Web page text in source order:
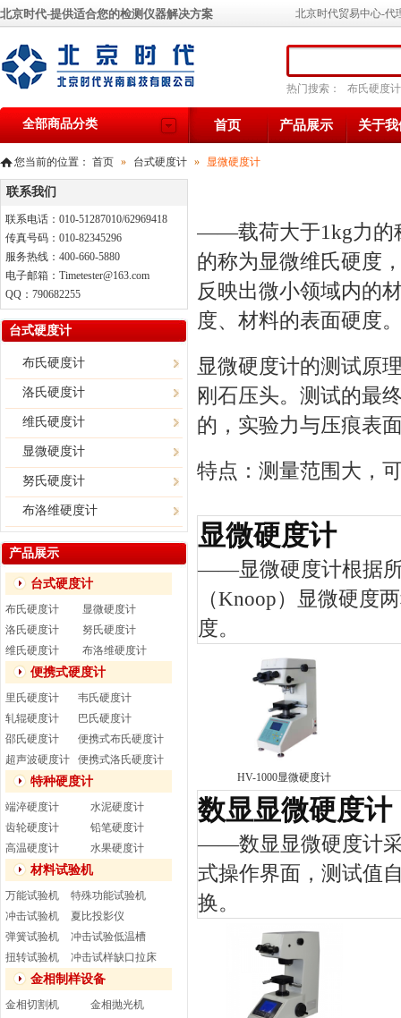
全部商品分类
北京时代-提供适合您的检测仪器解决方案
热门搜索： 布氏硬度计
首页 产品展示 关于我
北京时代贸易中心-代
您当前的位置： 首页 » 台式硬度计 » 显微硬度计
——载荷大于1kg力的
的称为显微维氏硬度
反映出微小领域内的
度、材料的表面硬度
显微硬度计的测试原
刚石压头。测试的最
的，实验力与压痕表
特点：测量范围大，
显微硬度计
——显微硬度计根据
（Knoop）显微硬度
度。
HV-1000显微硬度计
数显显微硬度计
——数显显微硬度计
式操作界面，测试值
换。
联系我们
联系电话：010-51287010/62969418
传真号码：010-82345296
服务热线：400-660-5880
电子邮箱：Timetester@163.com
QQ：790682255
台式硬度计
布氏硬度计
洛氏硬度计
维氏硬度计
显微硬度计
努氏硬度计
布洛维硬度计
产品展示
台式硬度计
布氏硬度计
显微硬度计
洛氏硬度计
努氏硬度计
维氏硬度计
布洛维硬度计
便携式硬度计
里氏硬度计
韦氏硬度计
轧辊硬度计
巴氏硬度计
邵氏硬度计
便携式布氏硬度计
超声波硬度计
便携式洛氏硬度计
特种硬度计
端淬硬度计
水泥硬度计
齿轮硬度计
铅笔硬度计
高温硬度计
水果硬度计
材料试验机
万能试验机
特殊功能试验机
冲击试验机
夏比投影仪
弹簧试验机
冲击试验低温槽
扭转试验机
冲击试样缺口拉床
金相制样设备
金相切割机
金相抛光机